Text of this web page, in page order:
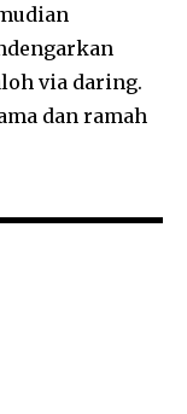
via daring.
dan ramah